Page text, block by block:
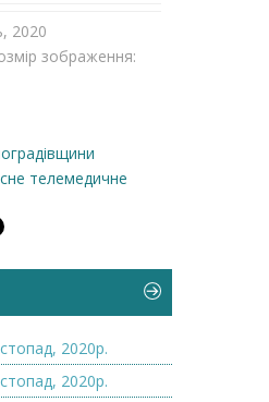
2020
зображення:
телемедичне
2020р.
2020р.